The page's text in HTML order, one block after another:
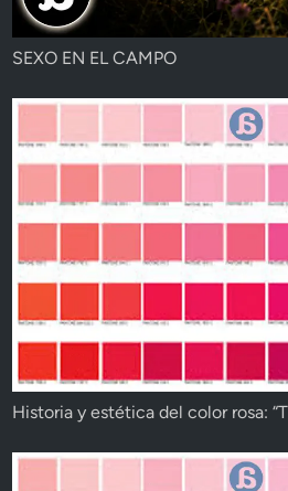
SEXO EN EL CAMPO
Historia y estética del color rosa: